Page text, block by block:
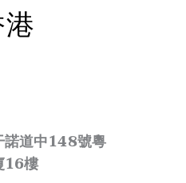
諾道中148號粵
16樓